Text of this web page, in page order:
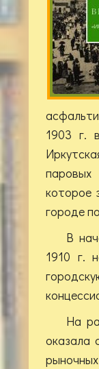
1903 г.
которое
городе
В
1910 г.
На
оказала